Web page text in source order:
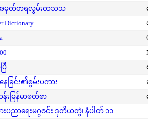
အမှတ်တရလွမ်းတသသ
Dictionary
ြီ
ခြင်း၏စွမ်းပကား
မြန်မာဖတ်စာ
းပညာရေးမဂ္ဂဇင်း ဒုတိယတွဲ၊ နံပါတ် ၁၁